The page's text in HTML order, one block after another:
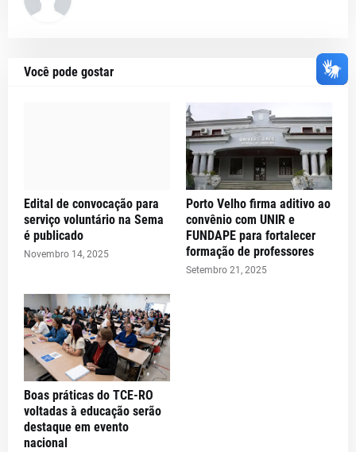
Você pode gostar
Edital de convocação para
serviço voluntário na Sema
é publicado
Novembro 14, 2025
Porto Velho firma aditivo ao
convênio com UNIR e
FUNDAPE para fortalecer
formação de professores
Setembro 21, 2025
Boas práticas do TCE-RO
voltadas à educação serão
destaque em evento
nacional